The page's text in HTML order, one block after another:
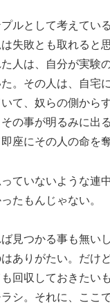
ルとして考えてい
失敗とも取れると
人は、自分が実験
。その人は、自宅
て、奴らの側から
の事が明るみに出
座にその人の命を奪
ていないような連
たもんじゃない。
見つかる事も無い
ありがたい。だけ
回収しておきたい
シ。それに、ここ